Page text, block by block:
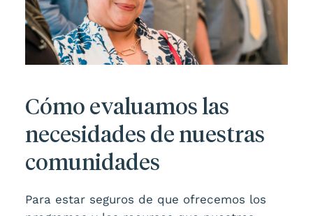
Cómo evaluamos las
necesidades de nuestras
comunidades
Para estar seguros de que ofrecemos los